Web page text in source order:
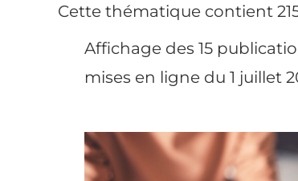
Cette thématique contient
Affichage des 15
mises en ligne du 1 juillet